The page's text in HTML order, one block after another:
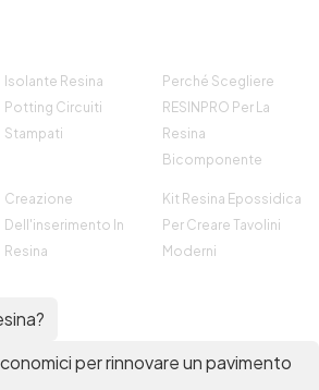
Isolante Resina
Potting Circuiti
Stampati
Perché Scegliere
RESINPRO Per La
Resina
Bicomponente
Creazione
Dell'inserimento In
Resina
Kit Resina Epossidica
Per Creare Tavolini
Moderni
per rinnovare un pavimento